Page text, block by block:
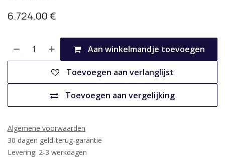
6.724,00€
Aan winkelmandje toevoegen
Toevoegen aan vergelijking
Toevoegen aan verlanglijst
Algemene voorwaarden
30 dagen geld-terug-garantie
Levering: 2-3 werkdagen